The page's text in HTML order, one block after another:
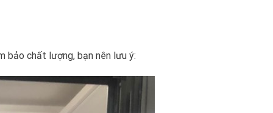
bảo chất lượng, bạn nên lưu ý: